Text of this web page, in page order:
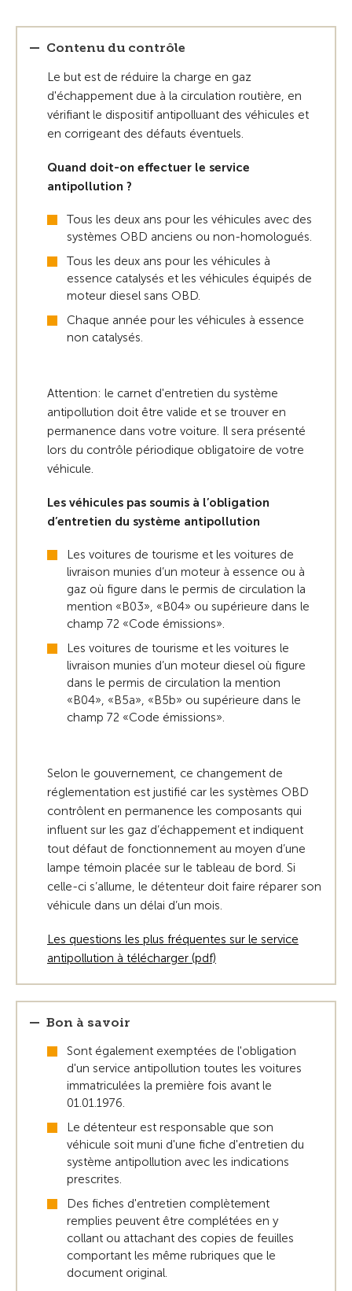
Contenu du contrôle
Le but est de réduire la charge en gaz
d'échappement due à la circulation routière, en
vérifiant le dispositif antipolluant des véhicules et
en corrigeant des défauts éventuels.
Quand doit-on effectuer le service
antipollution ?
Tous les deux ans pour les véhicules avec des
systèmes OBD anciens ou non-homologués.
Tous les deux ans pour les véhicules à
essence catalysés et les véhicules équipés de
moteur diesel sans OBD.
Chaque année pour les véhicules à essence
non catalysés.
Attention: le carnet d'entretien du système
antipollution doit être valide et se trouver en
permanence dans votre voiture. Il sera présenté
lors du contrôle périodique obligatoire de votre
véhicule.
Les véhicules pas soumis à l’obligation
d’entretien du système antipollution
Les voitures de tourisme et les voitures de
livraison munies d’un moteur à essence ou à
gaz où figure dans le permis de circulation la
mention «B03», «B04» ou supérieure dans le
champ 72 «Code émissions».
Les voitures de tourisme et les voitures le
livraison munies d’un moteur diesel où figure
dans le permis de circulation la mention
«B04», «B5a», «B5b» ou supérieure dans le
champ 72 «Code émissions».
Selon le gouvernement, ce changement de
réglementation est justifié car les systèmes OBD
contrôlent en permanence les composants qui
influent sur les gaz d’échappement et indiquent
tout défaut de fonctionnement au moyen d’une
lampe témoin placée sur le tableau de bord. Si
celle-ci s’allume, le détenteur doit faire réparer son
véhicule dans un délai d’un mois.
Les questions les plus fréquentes sur le service
antipollution à télécharger (pdf)
Bon à savoir
Sont également exemptées de l'obligation
d'un service antipollution toutes les voitures
immatriculées la première fois avant le
01.01.1976.
Le détenteur est responsable que son
véhicule soit muni d'une fiche d'entretien du
système antipollution avec les indications
prescrites.
Des fiches d'entretien complètement
remplies peuvent être complétées en y
collant ou attachant des copies de feuilles
comportant les même rubriques que le
document original.